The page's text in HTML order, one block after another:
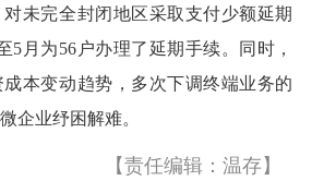
未完全封闭地区采取支付少额延期
5月为56户办理了延期手续。同时，
本变动趋势，多次下调终端业务的
企业纾困解难。
【责任编辑：温存】